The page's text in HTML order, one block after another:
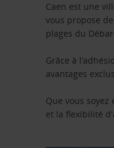
Caen est une
vous propose
plages du
Grâce à
avantages
Que vous
et la flexibilité